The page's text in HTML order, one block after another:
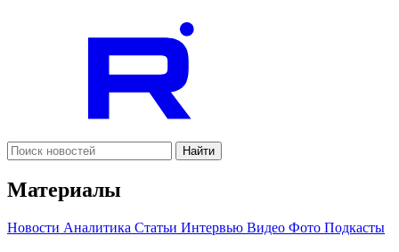
Найти
Материалы
Новости Аналитика Статьи Интервью Видео Фото Подкасты